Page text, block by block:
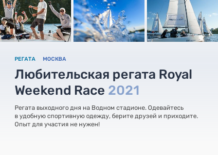
РЕГАТА МОСКВА
Любительская регата Royal
Weekend Race 2021
Регата выходного дня на Водном стадионе. Одевайтесь
в удобную спортивную одежду, берите друзей и приходите.
Опыт для участия не нужен!